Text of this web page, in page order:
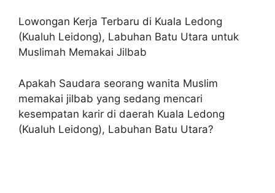
Lowongan Kerja Terbaru di Kuala Ledong
(Kualuh Leidong), Labuhan Batu Utara untuk
Muslimah Memakai Jilbab
Apakah Saudara seorang wanita Muslim
memakai jilbab yang sedang mencari
kesempatan karir di daerah Kuala Ledong
(Kualuh Leidong), Labuhan Batu Utara?